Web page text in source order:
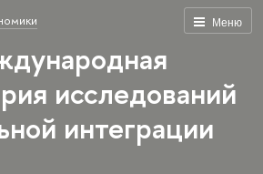
Меню
исследований
интеграции